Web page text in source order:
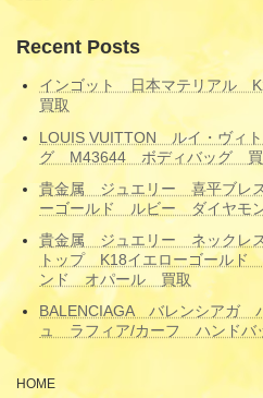
Recent Posts
インゴット 日本マテリア
買取
LOUIS VUITTON ルイ・ヴィ
グ M43644 ボディバッグ 買
貴金属 ジュエリー 喜平ブレ
ーゴールド ルビー ダイヤモ
貴金属 ジュエリー ネック
トップ K18イエローゴール
ンド オパール 買取
BALENCIAGA バレンシアガ
ュ ラフィア/カーフ ハンドバ
HOME